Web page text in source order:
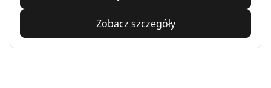
Zobacz szczegóły